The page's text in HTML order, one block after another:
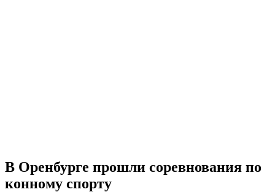
В Оренбурге прошли соревнования по
конному спорту